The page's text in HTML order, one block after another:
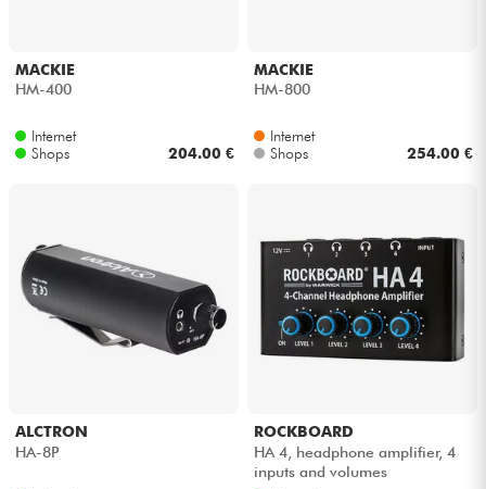
MACKIE
HM-400
Internet
Shops
204.00 €
MACKIE
HM-800
Internet
Shops
254.00 €
ALCTRON
HA-8P
ROCKBOARD
HA 4, headphone amplifier, 4
inputs and volumes